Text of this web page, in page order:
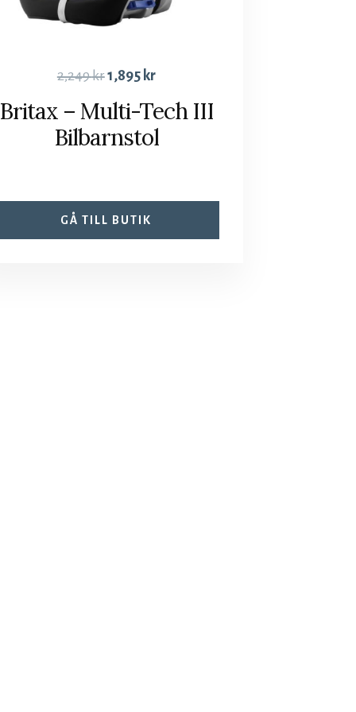
2,249kr1,895 kr
– Multi-Tech III
Bilbarnstol
GÅ TILL BUTIK